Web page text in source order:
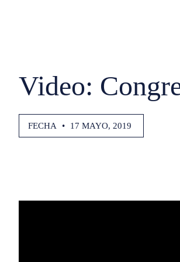
Video:
FECHA • 17 MAYO, 2019